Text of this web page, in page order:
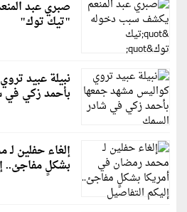
صبري عبد
"تيك توك"
نبيلة عبيد
بأحمد زكي في
إلغاء حفلين
بشكلٍ مفاجئ..